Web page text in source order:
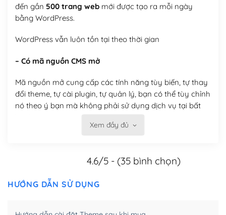
đến gần 500 trang webmới được tạo ra mỗi ngày
bằng WordPress.
WordPress vẫn luôn tồn tại theo thời gian
– Có mã nguồn CMS mở
Mã nguồn mở cung cấp các tính năng tùy biến, tự thay
đổi theme, tự cài plugin, tự quản lý, bạn có thể tùy chỉnh
nó theo ý bạn mà không phải sử dụng dịch vụ tại bất
Xem đầy đủ
4.6/5 - (35 bình chọn)
HƯỚNG DẪN SỬ DỤNG